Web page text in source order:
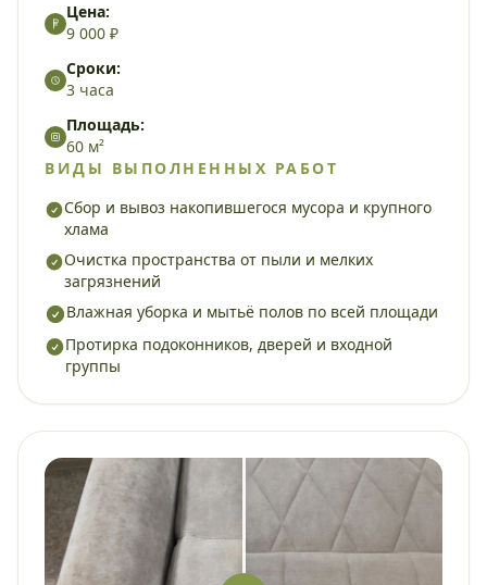
Цена:
9 000 ₽
Сроки:
3 часа
Площадь:
60 м²
ВИДЫ ВЫПОЛНЕННЫХ РАБОТ
Сбор и вывоз накопившегося мусора и крупного
хлама
Очистка пространства от пыли и мелких
загрязнений
Влажная уборка и мытьё полов по всей площади
Протирка подоконников, дверей и входной
группы